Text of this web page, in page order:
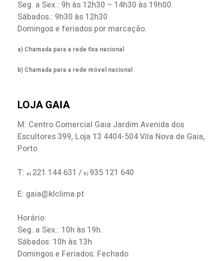
Seg. a Sex.: 9h às 12h30 – 14h30 às 19h00.
Sábados.: 9h30 às 12h30
Domingos e feriados por marcação.
a) Chamada para a rede fixa nacional
b) Chamada para a rede móvel nacional
LOJA GAIA
M: Centro Comercial Gaia Jardim Avenida dos
Escultores 399, Loja 13 4404-504 Vila Nova de Gaia,
Porto
T: a) 221 144 631 / b) 935 121 640
E: gaia@klclima.pt
Horário:
Seg. a Sex.: 10h às 19h.
Sábados: 10h às 13h
Domingos e Feriados: Fechado